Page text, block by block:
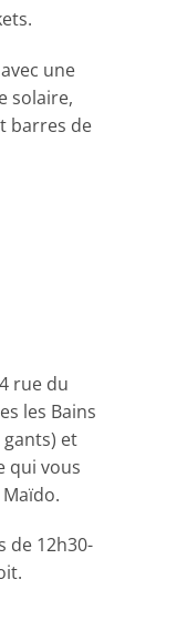
une
solaire,
barres de
rue du
les Bains
gants) et
qui vous
de 12h30-